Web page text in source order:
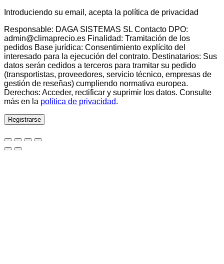
Introduciendo su email, acepta la política de privacidad
Responsable: DAGA SISTEMAS SL Contacto DPO:
admin@climaprecio.es Finalidad: Tramitación de los
pedidos Base jurídica: Consentimiento explícito del
interesado para la ejecución del contrato. Destinatarios: Sus
datos serán cedidos a terceros para tramitar su pedido
(transportistas, proveedores, servicio técnico, empresas de
gestión de reseñas) cumpliendo normativa europea.
Derechos: Acceder, rectificar y suprimir los datos. Consulte
más en la política de privacidad.
Registrarse